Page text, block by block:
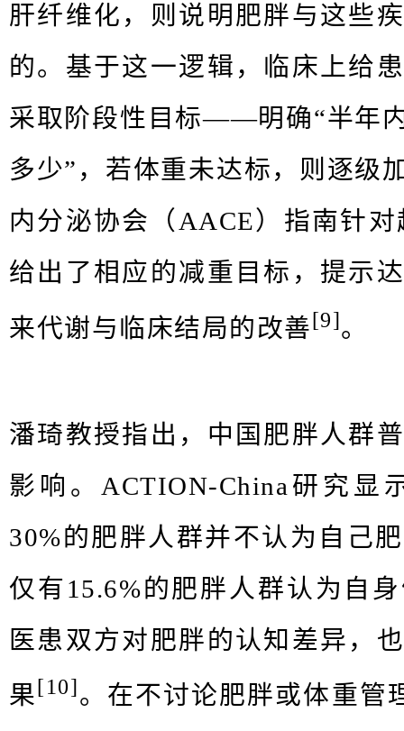
肝纤维化，则说明肥胖与这些
的。基于这⼀逻辑，临床上给
采取阶段性⽬标——明确“半年
多少”，若体重未达标，则逐级
内分泌协会（AACE）指南针
给出了相应的减重⽬标，提示
来代谢与临床结局的改善 [9]。
潘琦教授指出，中国肥胖⼈群
影响。ACTION-China研究显
30%的肥胖人群并不认为⾃⼰
仅有15.6%的肥胖人群认为自
医患双⽅对肥胖的认知差异，
果 [10] 。在不讨论肥胖或体重管